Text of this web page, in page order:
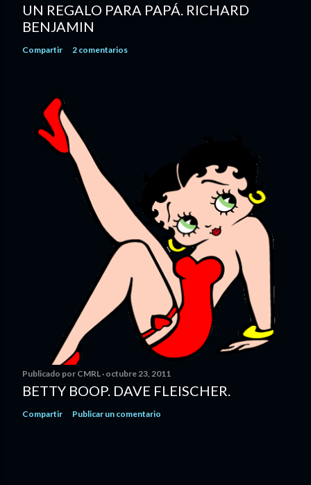
UN REGALO PARA PAPÁ. RICHARD
BENJAMIN
Compartir 2 comentarios
Publicado por CMRL octubre 23, 2011
BETTY BOOP. DAVE FLEISCHER.
Compartir Publicar un comentario